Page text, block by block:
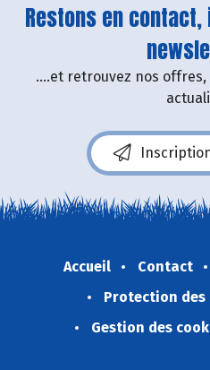
Restons en
....et retrouvez nos
Accueil Contact
Protection des
Gestion des